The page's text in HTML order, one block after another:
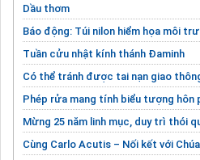
Dầu thơm
Báo động: Túi nilon hiểm họa môi
Tuần cửu nhật kính thánh Đaminh
Có thể tránh được tai nạn giao
Phép rửa mang tính biểu tượng hôn
Mừng 25 năm linh mục, duy trì thói
Cùng Carlo Acutis – Nối kết với Chúa